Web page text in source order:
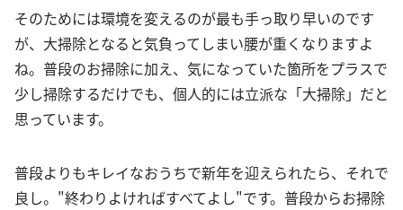
そのためには環境を変えるのが最も手っ取り早いのです
が、大掃除となると気負ってしまい腰が重くなりますよ
ね。普段のお掃除に加え、気になっていた箇所をプラスで
少し掃除するだけでも、個人的には立派な「大掃除」だと
思っています。
普段よりもキレイなおうちで新年を迎えられたら、それで
良し。"終わりよければすべてよし"です。普段からお掃除